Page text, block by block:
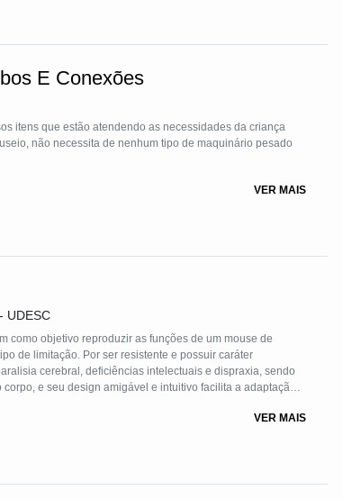
E Conexões
itens que estão atendendo as necessidades da criança
não necessita de nenhum tipo de maquinário pesado
VER MAIS
UDESC
como objetivo reproduzir as funções de um mouse de
de limitação. Por ser resistente e possuir caráter
cerebral, deficiências intelectuais e dispraxia, sendo
e seu design amigável e intuitivo facilita a adaptação
que antes não eram possíveis.
VER MAIS